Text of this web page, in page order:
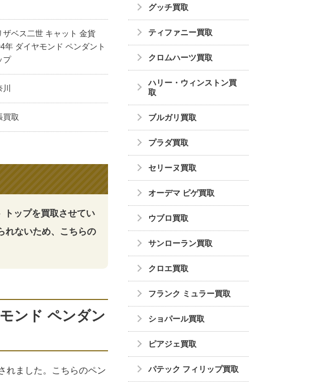
ザベス二世 キャット 金貨
年 ダイヤモンド ペンダント
プ
買取
トップを買取させてい
れないため、こちらの
ンド ペンダン
れました。こちらのペン
グッチ買取
ティファニー買取
クロムハーツ買取
ハリー・ウィンストン買
取
ブルガリ買取
プラダ買取
セリーヌ買取
オーデマ ピゲ買取
ウブロ買取
サンローラン買取
クロエ買取
フランク ミュラー買取
ショパール買取
ピアジェ買取
パテック フィリップ買取